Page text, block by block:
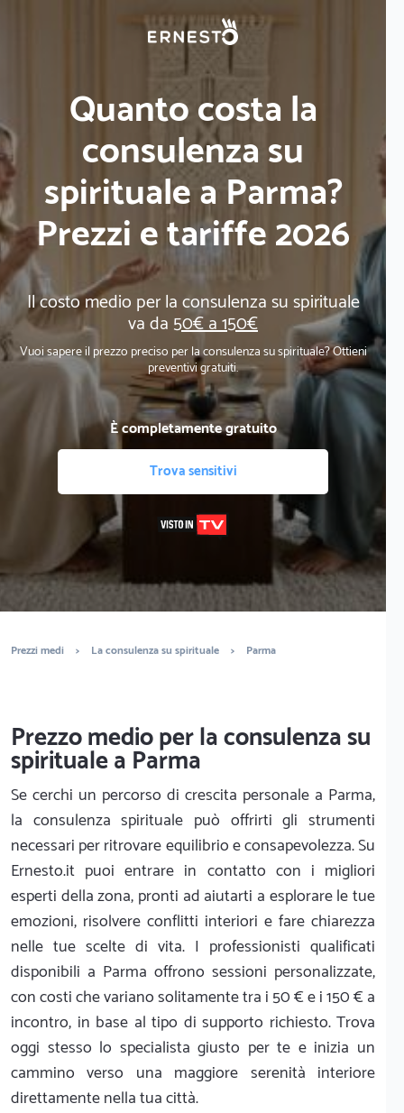
Quanto costa la
consulenza su
spirituale a Parma?
Prezzi e tariffe 2026
Il costo medio per la consulenza su spirituale
va da 50€ a 150€
Vuoi sapere il prezzo preciso per la consulenza su spirituale? Ottieni
preventivi gratuiti.
È completamente gratuito
Trova sensitivi
Prezzi medi > La consulenza su spirituale > Parma
Prezzo medio per la consulenza su
spirituale a Parma
Se cerchi un percorso di crescita personale a Parma,
la consulenza spirituale può offrirti gli strumenti
necessari per ritrovare equilibrio e consapevolezza. Su
Ernesto.it puoi entrare in contatto con i migliori
esperti della zona, pronti ad aiutarti a esplorare le tue
emozioni, risolvere conflitti interiori e fare chiarezza
nelle tue scelte di vita. I professionisti qualificati
disponibili a Parma offrono sessioni personalizzate,
con costi che variano solitamente tra i 50 € e i 150 € a
incontro, in base al tipo di supporto richiesto. Trova
oggi stesso lo specialista giusto per te e inizia un
cammino verso una maggiore serenità interiore
direttamente nella tua città.